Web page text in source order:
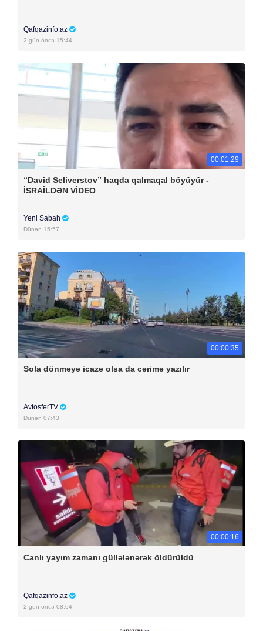
Qafqazinfo.az
2 gün öncə 15:44
00:01:29
“David Seliverstov” haqda qalmaqal böyüyür -
İSRAİLDƏN VİDEO
Yeni Sabah
Dünən 15:57
00:00:35
Sola dönməyə icazə olsa da cərimə yazılır
AvtosferTV
Dünən 07:43
00:00:16
Canlı yayım zamanı güllələnərək öldürüldü
Qafqazinfo.az
2 gün öncə 08:04